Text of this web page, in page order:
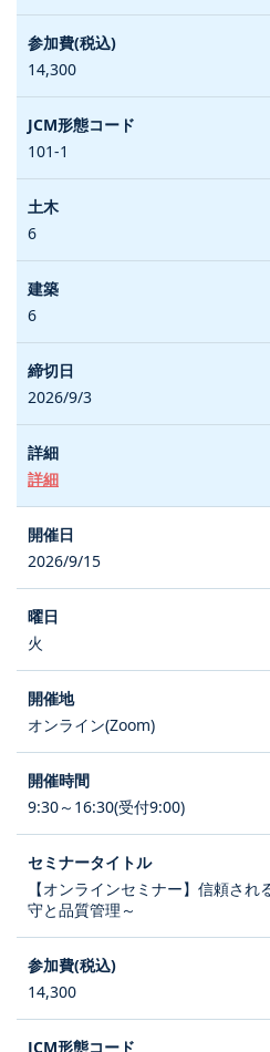
14,300
101-1
6
6
2026/9/3
詳細
2026/9/15
火
オンライン(Zoom)
9:30～16:30(受付9:00)
【オンラインセミナー】信頼さ
守と品質管理～
14,300